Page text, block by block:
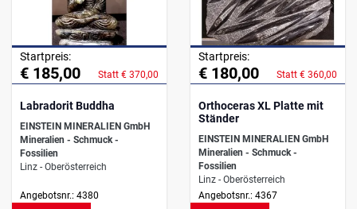
Startpreis:
€ 185,00 Statt € 370,00
Labradorit Buddha
EINSTEIN MINERALIEN GmbH
Mineralien - Schmuck -
Fossilien
Linz - Oberösterreich
Angebotsnr.: 4380
Startpreis:
€ 180,00 Statt € 360,00
Orthoceras XL Platte mit
Ständer
EINSTEIN MINERALIEN GmbH
Mineralien - Schmuck -
Fossilien
Linz - Oberösterreich
Angebotsnr.: 4367